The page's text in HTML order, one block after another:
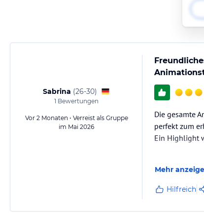
Sabrina (26-30)
1 Bewertungen
Vor 2 Monaten • Verreist als Gruppe
im Mai 2026
Die gesamte
perfekt zum
Ein Highlight
Cem und
Tag für
Mehr
Hilfreich